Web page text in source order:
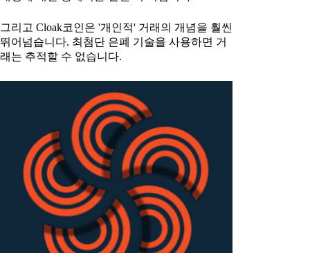
그리고 Cloak코인은 '개인적' 거래의 개념을 훨씬
뛰어넘습니다. 최첨단 은폐 기술을 사용하면 거
래는 추적할 수 없습니다.